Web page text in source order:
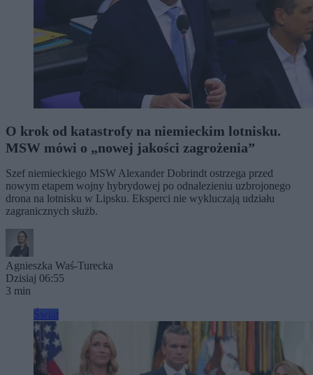
O krok od katastrofy na niemieckim lotnisku.
MSW mówi o „nowej jakości zagrożenia”
Szef niemieckiego MSW Alexander Dobrindt ostrzega przed
nowym etapem wojny hybrydowej po odnalezieniu uzbrojonego
drona na lotnisku w Lipsku. Eksperci nie wykluczają udziału
zagranicznych służb.
Agnieszka Waś-Turecka
Dzisiaj 06:55
3 min